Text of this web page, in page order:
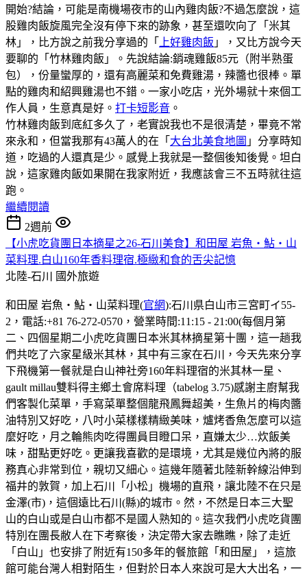
開始?結論，可能是南機場夜市的山內雞肉飯?不過怎麼說，這
股雞肉飯旋風完全沒有停下來的跡象，甚至還吹向了「米其
林」，比方說之前我分享過的「
上好雞肉飯 」，又比方說今天
要聊的「竹林雞肉飯」。先說結論:銷魂雞飯85元（附半熟蛋
包），份量蠻厚的，還有高麗菜和免費雞湯，辣醬也很棒。單
點的雞肉和紹興雞湯也不錯。一家小吃店，光外場就十來個工
作人員，生意真是好。 打卡短影音 。
竹林雞肉飯到底紅多久了，老實說我也不是很清楚，畢竟不常
來永和，但當我那有43萬人的在「 大台北美食地圖 」分享時知
道，吃過的人還真是少。感覺上我就是一整個後知後覺。坦白
說，這家雞肉飯如果開在我家附近，我應該會三不五時就往這
跑。
繼續閱讀
2週前
【小虎吃貨團日本摘星之26-石川美食】和田屋 岩魚・鮎・山
菜料理.白山160年香料理宿.極緻和食的舌尖記憶
北陸-石川
國外旅遊
和田屋 岩魚・鮎・山菜料理(官網):石川県白山市三宮町イ55-
2，電話:+81 76-272-0570，營業時間:11:15 - 21:00(每個月第
二、四個星期二小虎吃貨團日本米其林摘星第十團，這一趟我
們共吃了六家星級米其林，其中有三家在石川，今天先來分享
下飛機第一餐就是白山神社旁160年料理宿的米其林一星、
gault millau雙料得主鄉土會席料理（tabelog 3.75)感謝主廚幫我
們客製化菜單，手寫菜單整個龍飛鳳舞超美，生魚片的梅肉醬
油特別又好吃，八吋小菜樣樣精緻美味，爐烤香魚怎麼可以這
麼好吃，月之輪熊肉吃得團員目瞪口呆，直嫌太少…炊飯美
味，甜點更好吃。更讓我喜歡的是環境，尤其是幾位內將的服
務真心非常到位，親切又細心。這幾年隨著北陸新幹線沿伸到
福井的敦賀，加上石川「小松」機場的直飛，讓北陸不在只是
金澤(市)，這個遠比石川(縣)的城市。然，不然是日本三大聖
山的白山或是白山市都不是國人熟知的。這次我們小虎吃貨團
特別在團長敝人在下考察後，決定帶大家去瞧瞧，除了走近
「白山」也安排了附近有150多年的餐旅館「和田屋」，這旅
館可能台灣人相對陌生，但對於日本人來說可是大大出名，一